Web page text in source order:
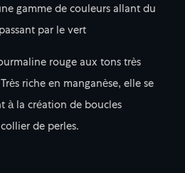
gamme de couleurs allant du
par le vert
rouge aux tons très
riche en manganèse, elle se
à la création de boucles
de perles.